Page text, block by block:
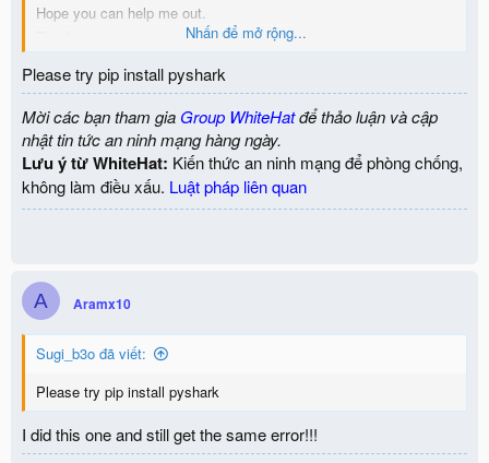
Hope you can help me out.
Nhấn để mở rộng...
Please try pip install pyshark
Mời các bạn tham gia Group WhiteHatđể thảo luận và cập
nhật tin tức an ninh mạng hàng ngày.
Lưu ý từ WhiteHat: Kiến thức an ninh mạng để phòng chống,
không làm điều xấu. Luật pháp liên quan
A Aramx10
Sugi_b3o đã viết:
Please try pip install pyshark
I did this one and still get the same error!!!